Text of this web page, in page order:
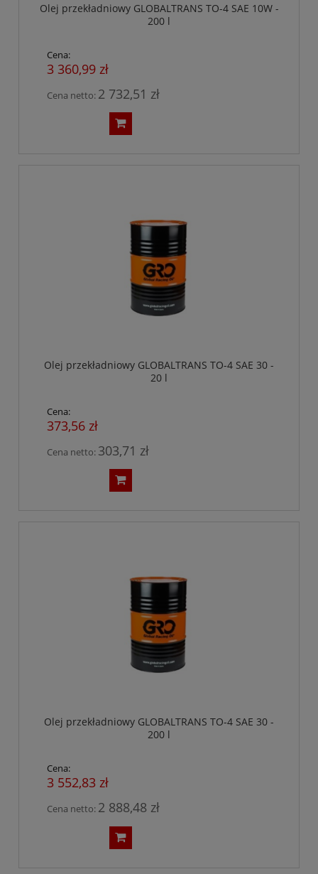
Olej przekładniowy GLOBALTRANS TO-4 SAE 10W -
200 l
Cena:
3 360,99 zł
Cena netto: 2 732,51 zł
Olej przekładniowy GLOBALTRANS TO-4 SAE 30 -
20 l
Cena:
373,56 zł
Cena netto: 303,71 zł
Olej przekładniowy GLOBALTRANS TO-4 SAE 30 -
200 l
Cena:
3 552,83 zł
Cena netto: 2 888,48 zł